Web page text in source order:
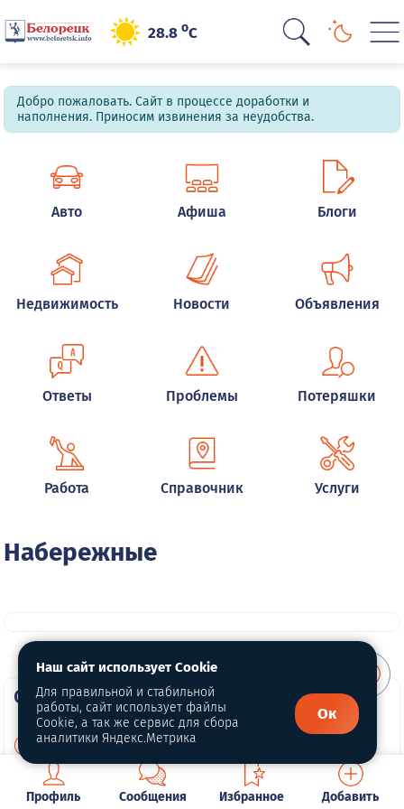
28.8oC
Добро пожаловать. Сайт в процессе доработки и
наполнения. Приносим извинения за неудобства.
Авто Афиша Блоги
Недвижимость Новости Объявления
Ответы Проблемы Потеряшки
Работа Справочник Услуги
Набережные
О портале
О нас
Для правообладателей
Политика конфиденциальности
Профиль Сообщения Избранное Добавить
Наш сайт использует Cookie
Для правильной и стабильной
работы, сайт использует файлы
Cookie, а так же сервис для сбора
аналитики Яндекс.Метрика
Ок